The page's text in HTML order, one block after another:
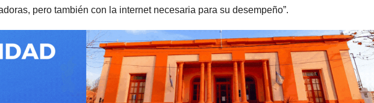
pero también con la internet necesaria para su desempeño”.